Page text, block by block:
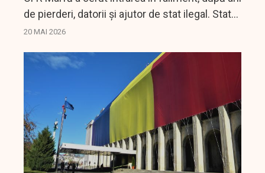
de pierderi, datorii și ajutor de stat ilegal. Statul
încearcă să salveze activitatea prin Carpatica
20 MAI 2026